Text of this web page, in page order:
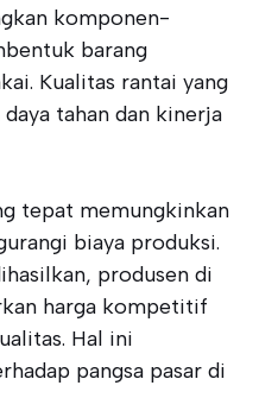
komponen-
barang
Kualitas rantai yang
tahan dan kinerja
tepat memungkinkan
biaya produksi.
produsen di
harga kompetitif
Hal ini
pangsa pasar di